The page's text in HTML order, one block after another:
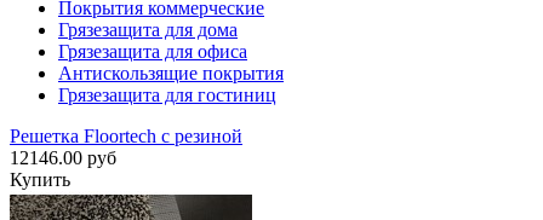
Покрытия коммерческие
Грязезащита для дома
Грязезащита для офиса
Антискользящие покрытия
Грязезащита для гостиниц
Решетка Floortech с резиной
12146.00 руб
Купить